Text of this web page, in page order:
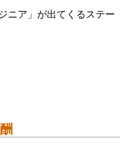
ニア」が出てくるステー